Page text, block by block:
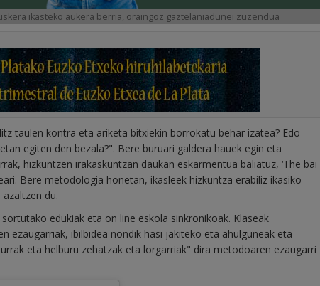
ikasteko aukera berria, oraingoz gaztelaniadunei zuzendua
taulen kontra eta ariketa bitxiekin borrokatu behar izatea? Edo
egiten den bezala?". Bere buruari galdera hauek egin eta
hizkuntzen irakaskuntzan daukan eskarmentua baliatuz, ‘The bai
Bere metodologia honetan, ikasleek hizkuntza erabiliz ikasiko
du.
edukiak eta on line eskola sinkronikoak. Klaseak
ezaugarriak, ibilbidea nondik hasi jakiteko eta ahulguneak eta
eta helburu zehatzak eta lorgarriak" dira metodoaren ezaugarri